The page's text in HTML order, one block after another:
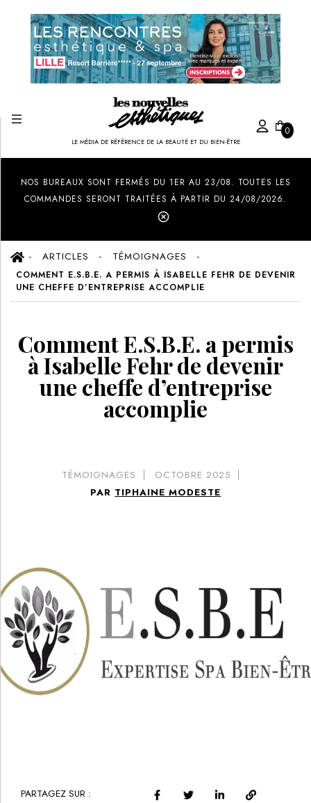
LE MÉDIA DE RÉFÉRENCE DE LA BEAUTÉ ET DU BIEN-ÊTRE
0
NOS BUREAUX SONT FERMÉS DU 1ER AU 23/08. TOUTES LES
COMMANDES SERONT TRAITÉES À PARTIR DU 24/08/2026.
ARTICLES TÉMOIGNAGES
COMMENT E.S.B.E. A PERMIS À ISABELLE FEHR DE DEVENIR
UNE CHEFFE D’ENTREPRISE ACCOMPLIE
Comment E.S.B.E. a permis
à Isabelle Fehr de devenir
une cheffe d’entreprise
accomplie
TÉMOIGNAGES
OCTOBRE 2025
PAR TIPHAINE MODESTE
PARTAGEZ SUR :